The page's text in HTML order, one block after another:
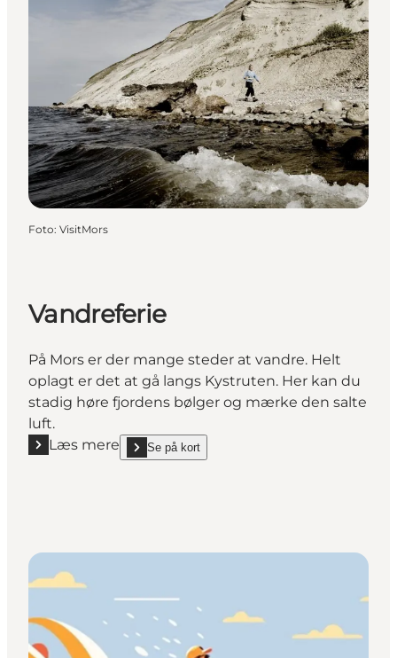
Foto: VisitMors
Vandreferie
På Mors er der mange steder at vandre. Helt
oplagt er det at gå langs Kystruten. Her kan du
stadig høre fjordens bølger og mærke den salte
luft.
Læs mere
Læs mere "Vandreferie"
Se på kort
show Vandreferie on_map